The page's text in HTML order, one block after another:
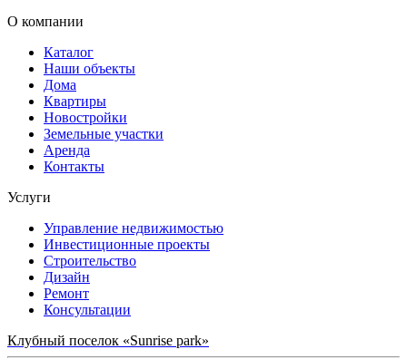
О компании
Каталог
Наши объекты
Дома
Квартиры
Новостройки
Земельные участки
Аренда
Контакты
Услуги
Управление недвижимостью
Инвестиционные проекты
Строительство
Дизайн
Ремонт
Консультации
Клубный поселок «Sunrise park»